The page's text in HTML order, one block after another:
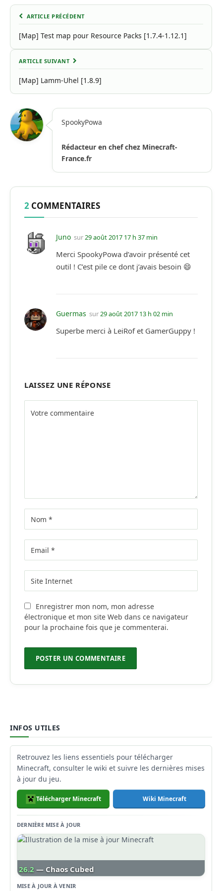
ARTICLE PRÉCÉDENT
[Map] Test map pour Resource Packs [1.7.4-1.12.1]
ARTICLE SUIVANT
[Map] Lamm-Uhel [1.8.9]
SpookyPowa
Rédacteur en chef chez Minecraft-
France.fr
2 COMMENTAIRES
Juno sur29 août 2017 17 h 37 min
Merci SpookyPowa d’avoir présenté cet
outil ! C’est pile ce dont j’avais besoin 😄
Guermas sur29 août 2017 13 h 02 min
Superbe merci à LeiRof et GamerGuppy !
LAISSEZ UNE RÉPONSE
Enregistrer mon nom, mon adresse
électronique et mon site Web dans ce navigateur
pour la prochaine fois que je commenterai.
INFOS UTILES
Retrouvez les liens essentiels pour télécharger
Minecraft, consulter le wiki et suivre les dernières mises
à jour du jeu.
Télécharger Minecraft Wiki Minecraft
DERNIÈRE MISE À JOUR
26.2 — Chaos Cubed
MISE À JOUR À VENIR